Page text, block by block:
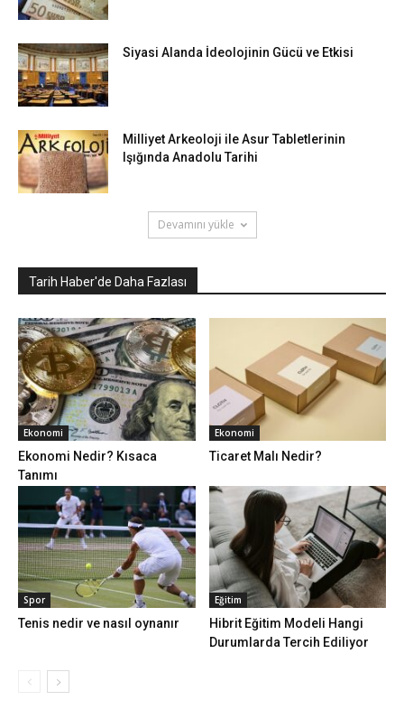
Siyasi Alanda İdeolojinin Gücü ve Etkisi
Milliyet Arkeoloji ile Asur Tabletlerinin
Işığında Anadolu Tarihi
Devamını yükle
Tarih Haber'de Daha Fazlası
Ekonomi
Ekonomi Nedir? Kısaca
Tanımı
Ekonomi
Ticaret Malı Nedir?
Spor
Tenis nedir ve nasıl oynanır
Eğitim
Hibrit Eğitim Modeli Hangi
Durumlarda Tercih Ediliyor